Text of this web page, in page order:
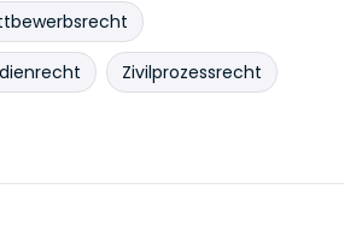
Zivilprozessrecht